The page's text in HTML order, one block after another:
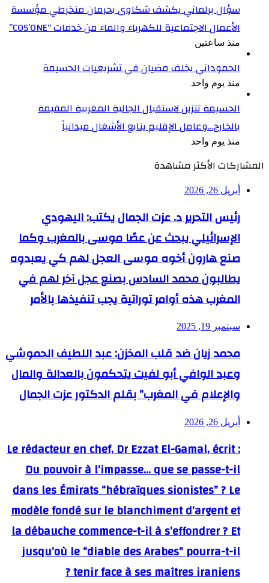
سؤال برلماني يكشف شكاوى بحرمان منخرطي مؤسسة
الأعمال الاجتماعية للكهرباء والماء من خدمات “COS’ONE”
منذ ساعتين
الحموداني يخلف مضيان في تشريعيات الحسيمة
منذ يوم واحد
الحسيمة تتزين لاستقبال الجالية المغربية المقيمة
بالخارج…وعامل الإقليم يتابع الأشغال ميدانياً
منذ يوم واحد
المشاركات الأكثر مشاهدة
أبريل 26, 2026
رئيس التحرير د. عزت الجمال يكتب: اليهودي
الإسرائيلي يبحث عن عصًا موسى بالمغرب وكما
صنع هارون أخوه موسى العجل لهم كي يعبدوه
يطالبون محمد السادس بصنع عجل آخر لهم في
المغرب هذه أوامر توراتية يجب تنفيذها بالأمر
سبتمبر 19, 2025
محمد زيان ضد قلب المخزن: عبد اللطيف الحموشي
وعبد الوافي أبو لفيت يتحكمون بالعدالة والمال
والإعلام في المغرب” بقلم الدكتور عزت الجمال
أبريل 26, 2026
Le rédacteur en chef, Dr Ezzat El-Gamal, écrit :
Du pouvoir à l’impasse… que se passe-t-il
dans les Émirats “hébraïques sionistes” ? Le
modèle fondé sur le blanchiment d’argent et
la débauche commence-t-il à s’effondrer ? Et
jusqu’où le “diable des Arabes” pourra-t-il
tenir face à ses maîtres iraniens ?